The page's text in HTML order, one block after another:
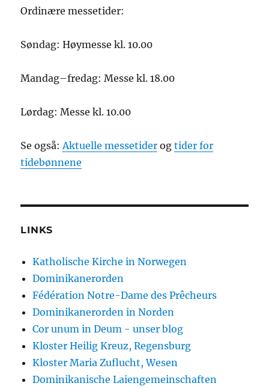
Ordinære messetider:
Søndag: Høymesse kl. 10.00
Mandag–fredag: Messe kl. 18.00
Lørdag: Messe kl. 10.00
Se også: Aktuelle messetider ogtider for
tidebønnene
LINKS
Katholische Kirche in Norwegen
Dominikanerorden
Fédération Notre-Dame des Prêcheurs
Dominikanerorden in Norden
Cor unum in Deum - unser blog
Kloster Heilig Kreuz, Regensburg
Kloster Maria Zuflucht, Wesen
Dominikanische Laiengemeinschaften